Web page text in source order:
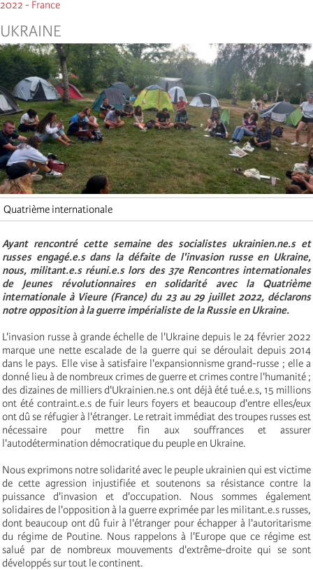
2022 - France
UKRAINE
Quatrième internationale
Ayant rencontré cette semaine des socialistes ukrainien.ne.s et
russes engagé.e.s dans la défaite de l'invasion russe en Ukraine,
nous, militant.e.s réuni.e.s lors des 37e Rencontres internationales
de Jeunes révolutionnaires en solidarité avec la Quatrième
internationale à Vieure (France) du 23 au 29 juillet 2022, déclarons
notre opposition à la guerre impérialiste de la Russie en Ukraine.
L'invasion russe à grande échelle de l'Ukraine depuis le 24 février 2022
marque une nette escalade de la guerre qui se déroulait depuis 2014
dans le pays. Elle vise à satisfaire l'expansionnisme grand-russe ; elle a
donné lieu à de nombreux crimes de guerre et crimes contre l'humanité ;
des dizaines de milliers d'Ukrainien.ne.s ont déjà été tué.e.s, 15 millions
ont été contraint.e.s de fuir leurs foyers et beaucoup d'entre elles/eux
ont dû se réfugier à l'étranger. Le retrait immédiat des troupes russes est
nécessaire pour mettre fin aux souffrances et assurer
l'autodétermination démocratique du peuple en Ukraine.
Nous exprimons notre solidarité avec le peuple ukrainien qui est victime
de cette agression injustifiée et soutenons sa résistance contre la
puissance d'invasion et d'occupation. Nous sommes également
solidaires de l'opposition à la guerre exprimée par les militant.e.s russes,
dont beaucoup ont dû fuir à l'étranger pour échapper à l'autoritarisme
du régime de Poutine. Nous rappelons à l'Europe que ce régime est
salué par de nombreux mouvements d'extrême-droite qui se sont
développés sur tout le continent.